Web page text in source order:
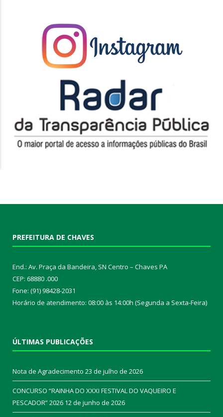
PREFEITURA DE CHAVES
End.: Av. Praça da Bandeira, SN Centro – Chaves PA
CEP: 68880 .000
Fone: (91) 98428-2031
Horário de atendimento: 08:00 às 14:00h (Segunda a Sexta-Feira)
ÚLTIMAS PUBLICAÇÕES
Nota de Agradecimento 23 de julho de 2026
CONCURSO “RAINHA DO XXXI FESTIVAL DO VAQUEIRO E
PESCADOR” 2026 12 de junho de 2026